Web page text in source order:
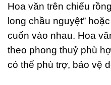
Hoa văn trên chiếu
long chầu nguyệt”
cuốn vào nhau. Hoa
theo phong thuỷ phù
có thể phù trợ, bảo vệ